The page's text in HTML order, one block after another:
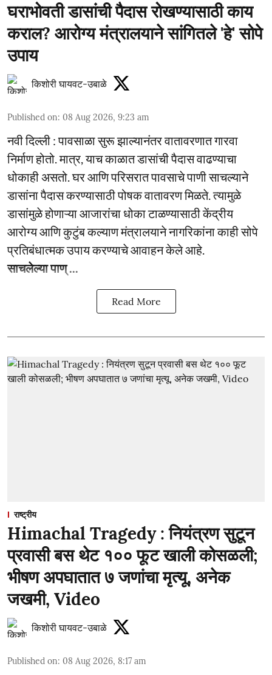
घराभोवती डासांची पैदास रोखण्यासाठी काय
कराल? आरोग्य मंत्रालयाने सांगितले 'हे' सोपे
उपाय
किशोरी घायवट-उबाळे
Published on: 08 Aug 2026, 9:23 am
नवी दिल्ली : पावसाळा सुरू झाल्यानंतर वातावरणात गारवा
निर्माण होतो. मात्र, याच काळात डासांची पैदास वाढण्याचा
धोकाही असतो. घर आणि परिसरात पावसाचे पाणी साचल्याने
डासांना पैदास करण्यासाठी पोषक वातावरण मिळते. त्यामुळे
डासांमुळे होणाऱ्या आजारांचा धोका टाळण्यासाठी केंद्रीय
आरोग्य आणि कुटुंब कल्याण मंत्रालयाने नागरिकांना काही सोपे
प्रतिबंधात्मक उपाय करण्याचे आवाहन केले आहे.
साचलेल्या पाण् ...
Read More
राष्ट्रीय
Himachal Tragedy : नियंत्रण सुटून
प्रवासी बस थेट १०० फूट खाली कोसळली;
भीषण अपघातात ७ जणांचा मृत्यू, अनेक
जखमी, Video
किशोरी घायवट-उबाळे
Published on: 08 Aug 2026, 8:17 am